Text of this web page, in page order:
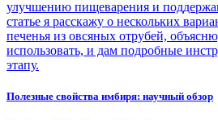
улучшению пищеварения и
статье я расскажу о нескольких
печенья из овсяных отрубей,
использовать, и дам подробные
этапу.
Полезные свойства имбиря: научный обзор